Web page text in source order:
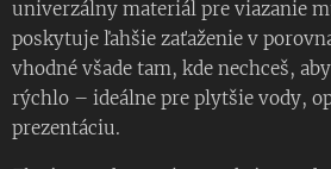
univerzálny materiál pre viazanie
poskytuje ľahšie zaťaženie v
vhodné všade tam, kde nechceš,
rýchlo – ideálne pre plytšie vody,
prezentáciu.